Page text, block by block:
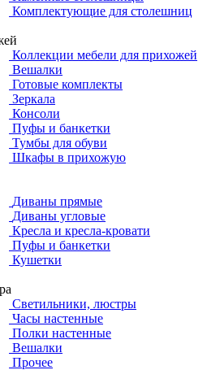
Комплектующие для столешниц
Коллекции мебели для прихожей
Вешалки
Готовые комплекты
Зеркала
Консоли
Пуфы и банкетки
Тумбы для обуви
Шкафы в прихожую
Диваны прямые
Диваны угловые
Кресла и кресла-кровати
Пуфы и банкетки
Кушетки
Светильники, люстры
Часы настенные
Полки настенные
Вешалки
Прочее